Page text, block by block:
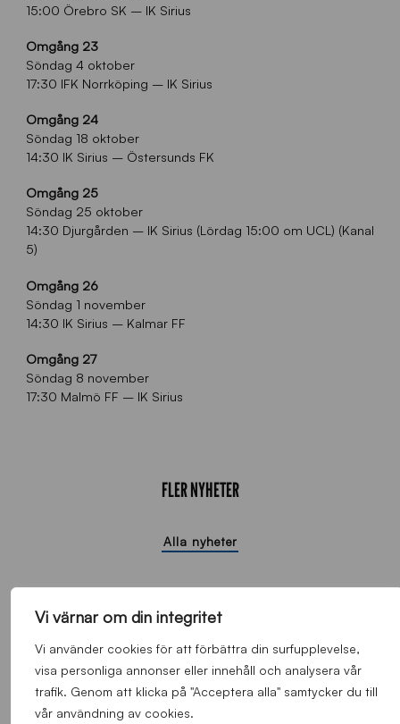
Vi värnar om din integritet
Vi använder cookies för att förbättra din surfupplevelse,
visa personliga annonser eller innehåll och analysera vår
trafik. Genom att klicka på "Acceptera alla" samtycker du till
vår användning av cookies.
15:00 Örebro SK – IK Sirius
Omgång 23
Söndag 4 oktober
17:30 IFK Norrköping – IK Sirius
Omgång 24
Söndag 18 oktober
14:30 IK Sirius – Östersunds FK
Omgång 25
Söndag 25 oktober
14:30 Djurgården – IK Sirius (Lördag 15:00 om UCL) (Kanal
5)
Omgång 26
Söndag 1 november
14:30 IK Sirius – Kalmar FF
Omgång 27
Söndag 8 november
17:30 Malmö FF – IK Sirius
FLER NYHETER
Alla nyheter